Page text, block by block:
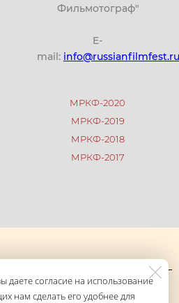
Фильмотограф"
E-
mail: info@russianfilmfest.ru
МРКФ-2020
МРКФ-2019
МРКФ-2018
МРКФ-2017
и обработки персональных
даете согласие на использование
нам сделать его удобнее для